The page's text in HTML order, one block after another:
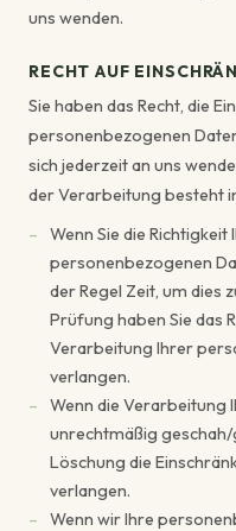
uns wenden.
RECHT AUF
Sie haben das Recht, die
personenbezogenen
sich jederzeit an uns
der Verarbeitung besteht
Wenn Sie die
personenbezogenen
der Regel Zeit, um dies
Prüfung haben Sie das
Verarbeitung Ihrer
verlangen.
Wenn die Verarbeitung
unrechtmäßig geschah/
Löschung die
verlangen.
Wenn wir Ihre